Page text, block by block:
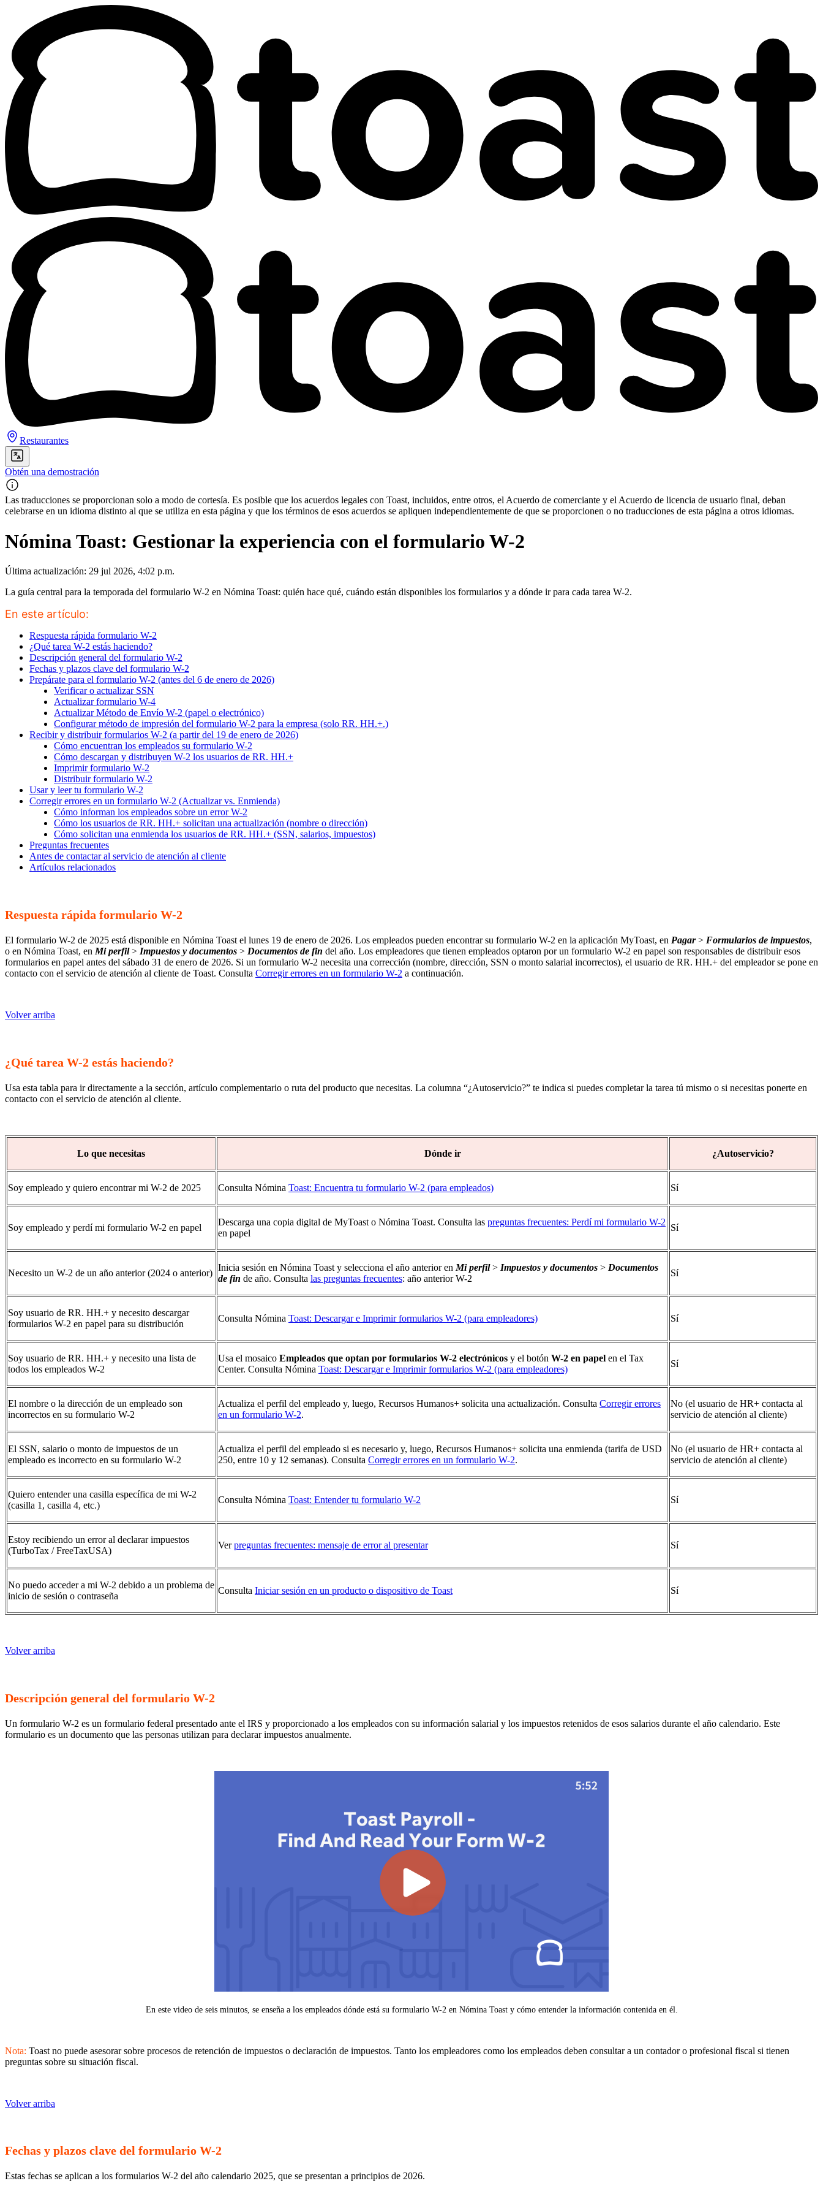
Restaurantes
Obtén una demostración
Las traducciones se proporcionan solo a modo de cortesía. Es posible que los acuerdos legales con Toast, incluidos, entre otros, el Acuerdo de comerciante y el Acuerdo de licencia de usuario final, deban
celebrarse en un idioma distinto al que se utiliza en esta página y que los términos de esos acuerdos se apliquen independientemente de que se proporcionen o no traducciones de esta página a otros idiomas.
Nómina Toast: Gestionar la experiencia con el formulario W-2
Última actualización: 29 jul 2026, 4:02 p.m.
La guía central para la temporada del formulario W-2 en Nómina Toast: quién hace qué, cuándo están disponibles los formularios y a dónde ir para cada tarea W-2.
En este artículo:
Respuesta rápida formulario W-2
¿Qué tarea W-2 estás haciendo?
Descripción general del formulario W-2
Fechas y plazos clave del formulario W-2
Prepárate para el formulario W-2 (antes del 6 de enero de 2026)
Verificar o actualizar SSN
Actualizar formulario W-4
Actualizar Método de Envío W-2 (papel o electrónico)
Configurar método de impresión del formulario W-2 para la empresa (solo RR. HH.+.)
Recibir y distribuir formularios W-2 (a partir del 19 de enero de 2026)
Cómo encuentran los empleados su formulario W-2
Cómo descargan y distribuyen W-2 los usuarios de RR. HH.+
Imprimir formulario W-2
Distribuir formulario W-2
Usar y leer tu formulario W-2
Corregir errores en un formulario W-2 (Actualizar vs. Enmienda)
Cómo informan los empleados sobre un error W-2
Cómo los usuarios de RR. HH.+ solicitan una actualización (nombre o dirección)
Cómo solicitan una enmienda los usuarios de RR. HH.+ (SSN, salarios, impuestos)
Preguntas frecuentes
Antes de contactar al servicio de atención al cliente
Artículos relacionados
Respuesta rápida formulario W-2
El formulario W-2 de 2025 está disponible en Nómina Toast el lunes 19 de enero de 2026. Los empleados pueden encontrar su formulario W-2 en la aplicación MyToast, en Pagar> Formularios de impuestos,
o en Nómina Toast, en Mi perfil> Impuestos y documentos > Documentos de fin del año. Los empleadores que tienen empleados optaron por un formulario W-2 en papel son responsables de distribuir esos
formularios en papel antes del sábado 31 de enero de 2026. Si un formulario W-2 necesita una corrección (nombre, dirección, SSN o monto salarial incorrectos), el usuario de RR. HH.+ del empleador se pone en
contacto con el servicio de atención al cliente de Toast. Consulta Corregir errores en un formulario W-2 a continuación.
Volver arriba
¿Qué tarea W-2 estás haciendo?
Usa esta tabla para ir directamente a la sección, artículo complementario o ruta del producto que necesitas. La columna “¿Autoservicio?” te indica si puedes completar la tarea tú mismo o si necesitas ponerte en
contacto con el servicio de atención al cliente.
Lo que necesitas Dónde ir ¿Autoservicio?
Soy empleado y quiero encontrar mi W-2 de 2025 Consulta Nómina Toast: Encuentra tu formulario W-2 (para empleados) Sí
Soy empleado y perdí mi formulario W-2 en papel
Descarga una copia digital de MyToast o Nómina Toast. Consulta las preguntas frecuentes: Perdí mi formulario W-2
en papel
Sí
Necesito un W-2 de un año anterior (2024 o anterior)
Inicia sesión en Nómina Toast y selecciona el año anterior en Mi perfil> Impuestos y documentos > Documentos
de fin de año. Consulta las preguntas frecuentes: año anterior W-2
Sí
Soy usuario de RR. HH.+ y necesito descargar
formularios W-2 en papel para su distribución
Consulta Nómina Toast: Descargar e Imprimir formularios W-2 (para empleadores) Sí
Soy usuario de RR. HH.+ y necesito una lista de
todos los empleados W-2
Usa el mosaico Empleados que optan por formularios W-2 electrónicos y el botón W-2 en papel en el Tax
Center. Consulta Nómina Toast: Descargar e Imprimir formularios W-2 (para empleadores)
Sí
El nombre o la dirección de un empleado son
incorrectos en su formulario W-2
Actualiza el perfil del empleado y, luego, Recursos Humanos+ solicita una actualización. Consulta Corregir errores
en un formulario W-2.
No (el usuario de HR+ contacta al
servicio de atención al cliente)
El SSN, salario o monto de impuestos de un
empleado es incorrecto en su formulario W-2
Actualiza el perfil del empleado si es necesario y, luego, Recursos Humanos+ solicita una enmienda (tarifa de USD
250, entre 10 y 12 semanas). Consulta Corregir errores en un formulario W-2.
No (el usuario de HR+ contacta al
servicio de atención al cliente)
Quiero entender una casilla específica de mi W-2
(casilla 1, casilla 4, etc.)
Consulta Nómina Toast: Entender tu formulario W-2 Sí
Estoy recibiendo un error al declarar impuestos
(TurboTax / FreeTaxUSA)
Verpreguntas frecuentes: mensaje de error al presentar Sí
No puedo acceder a mi W-2 debido a un problema de
inicio de sesión o contraseña
Consulta Iniciar sesión en un producto o dispositivo de Toast Sí
Volver arriba
Descripción general del formulario W-2
Un formulario W-2 es un formulario federal presentado ante el IRS y proporcionado a los empleados con su información salarial y los impuestos retenidos de esos salarios durante el año calendario. Este
formulario es un documento que las personas utilizan para declarar impuestos anualmente.
En este video de seis minutos, se enseña a los empleados dónde está su formulario W-2 en Nómina Toast y cómo entender la información contenida en él.
Nota: Toast no puede asesorar sobre procesos de retención de impuestos o declaración de impuestos. Tanto los empleadores como los empleados deben consultar a un contador o profesional fiscal si tienen
preguntas sobre su situación fiscal.
Volver arriba
Fechas y plazos clave del formulario W-2
Estas fechas se aplican a los formularios W-2 del año calendario 2025, que se presentan a principios de 2026.